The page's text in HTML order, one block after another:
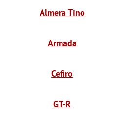
Almera Tino
Armada
Cefiro
GT-R